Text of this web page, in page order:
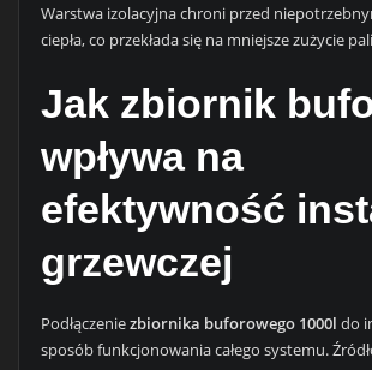
Warstwa izolacyjna chroni przed
ciepła, co przekłada się na mniejsze zużycie
Jak zbiornik
wpływa na
efektywność
grzewczej
Podłączeniezbiornika buforowego 1000l do
sposób funkcjonowania całego systemu.